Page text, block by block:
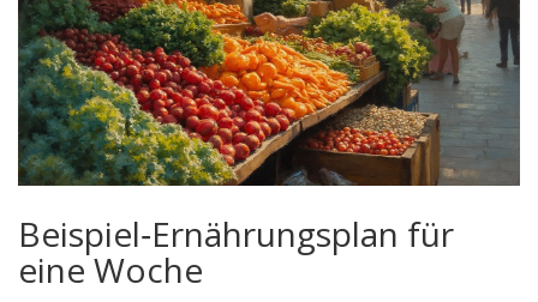
Beispiel‑Ernährungsplan für
eine Woche